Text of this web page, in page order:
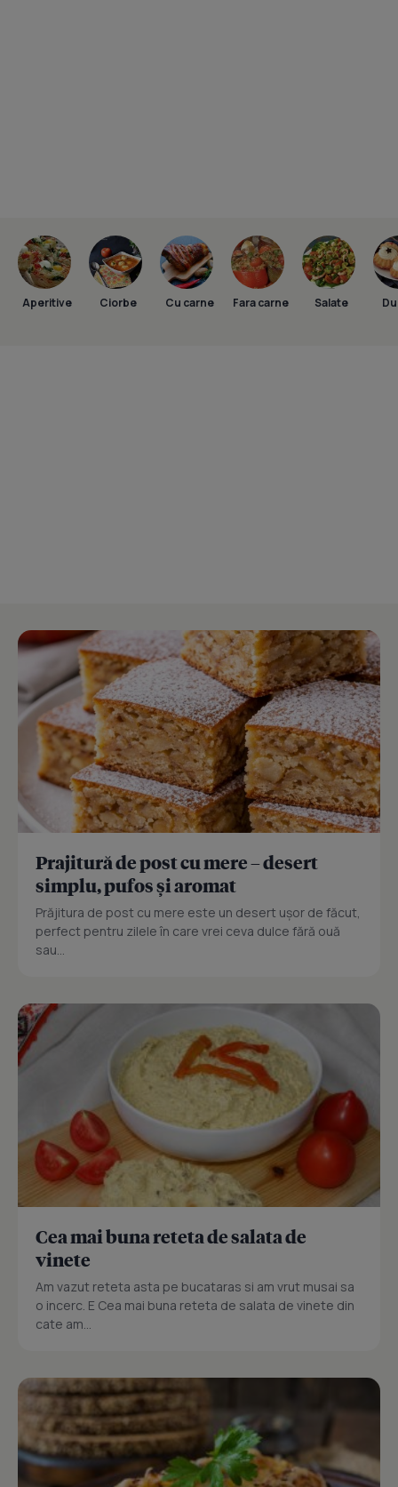
Aperitive Ciorbe Cu carne Fara carne Salate
Prajitură de post cu mere – desert
simplu, pufos și aromat
Prăjitura de post cu mere este un desert ușor de făcut,
perfect pentru zilele în care vrei ceva dulce fără ouă
sau...
Cea mai buna reteta de salata de
vinete
Am vazut reteta asta pe bucataras si am vrut musai sa
o incerc. E Cea mai buna reteta de salata de vinete din
cate am...